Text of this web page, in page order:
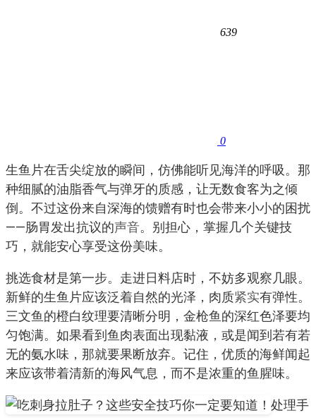
639
0
生鱼片在舌尖绽放的瞬间，仿佛能听见海洋的呼吸。那
种细腻的油脂香气与弹牙的质感，让无数食客为之倾
倒。不过这份来自深海的馈赠有时也会带来小小的困扰
——肠胃发出抗议的声音。别担心，掌握几个关键技
巧，就能安心享受这份美味。
挑选食材是第一步。走进日料店时，不妨多观察几眼。
新鲜的生鱼片应该泛着自然的光泽，肉质紧实有弹性。
三文鱼的橙白纹理要清晰分明，金枪鱼的深红色泽要均
匀饱满。如果看到鱼肉表面出现黏液，或是闻到若有若
无的氨水味，那就要果断放弃。记住，优质的海鲜闻起
来应该带着清新的海风气息，而不是浓重的鱼腥味。
处理手